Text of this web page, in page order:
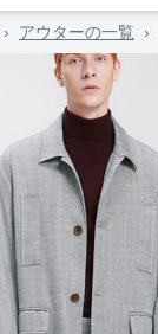
› アウターの一覧 ›